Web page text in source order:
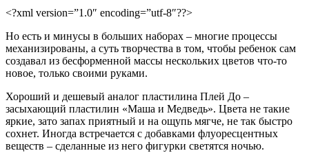
<?xml version=”1.0″ encoding=”utf-8″??>
Но есть и минусы в больших наборах – многие процессы
механизированы, а суть творчества в том, чтобы ребенок сам
создавал из бесформенной массы нескольких цветов что-то
новое, только своими руками.
Хороший и дешевый аналог пластилина Плей До –
засыхающий пластилин «Маша и Медведь». Цвета не такие
яркие, зато запах приятный и на ощупь мягче, не так быстро
сохнет. Иногда встречается с добавками флуоресцентных
веществ – сделанные из него фигурки светятся ночью.